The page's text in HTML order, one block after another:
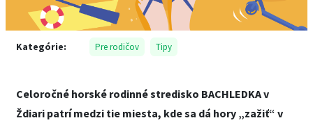
Kategórie: Pre rodičov Tipy
Celoročné horské rodinné stredisko BACHLEDKA v
Ždiari patrí medzi tie miesta, kde sa dá hory „zažiť“ v